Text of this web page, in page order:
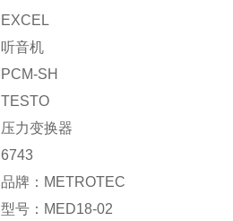
EXCEL
听音机
PCM-SH
TESTO
压力变换器
6743
品牌：METROTEC
型号：MED18-02